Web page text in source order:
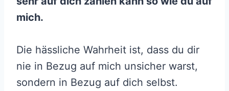
mich.
Die hässliche Wahrheit ist, dass du dir
nie in Bezug auf mich unsicher warst,
sondern in Bezug auf dich selbst.